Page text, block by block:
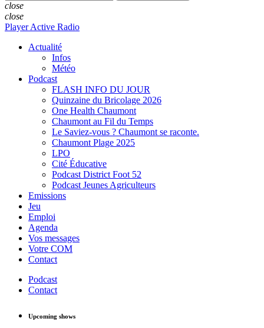
close
close
Player Active Radio
Actualité
Infos
Météo
Podcast
FLASH INFO DU JOUR
Quinzaine du Bricolage 2026
One Health Chaumont
Chaumont au Fil du Temps
Le Saviez-vous ? Chaumont se raconte.
Chaumont Plage 2025
LPO
Cité Éducative
Podcast District Foot 52
Podcast Jeunes Agriculteurs
Emissions
Jeu
Emploi
Agenda
Vos messages
Votre COM
Contact
Podcast
Contact
Upcoming shows